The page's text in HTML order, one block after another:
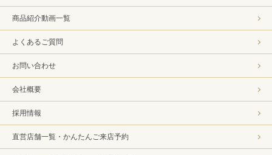
商品紹介動画一覧
よくあるご質問
お問い合わせ
会社概要
採用情報
直営店舗一覧・かんたんご来店予約